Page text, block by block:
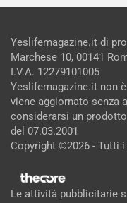
Yeslifemagazine.it di
Marchese 10, 00141
I.V.A. 12279101005
Yeslifemagazine.it non
viene aggiornato senza
considerarsi un
del 07.03.2001
Copyright ©2026 - Tutti
Le attività pubblicitarie